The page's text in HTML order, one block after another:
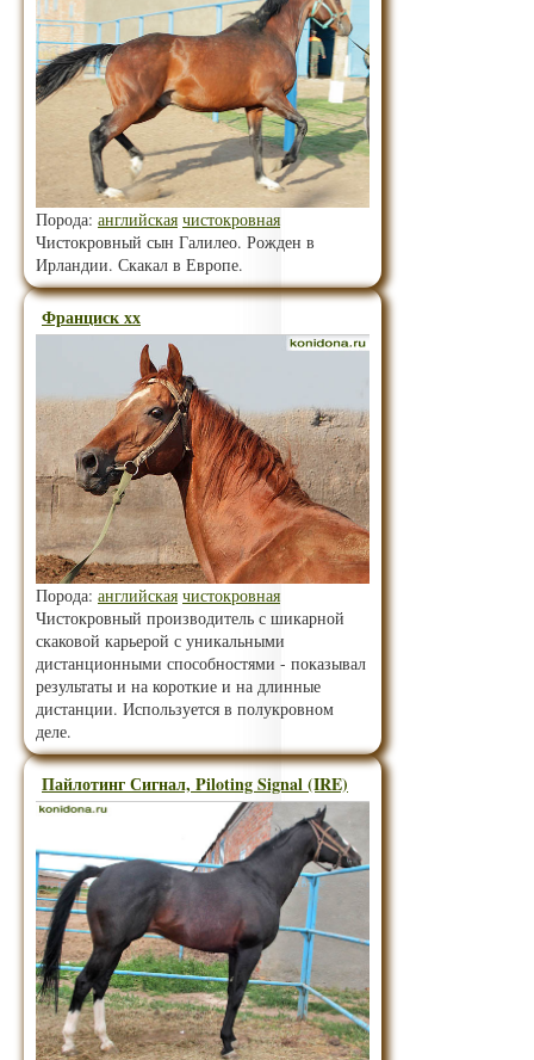
Порода: английская чистокровная
Чистокровный сын Галилео. Рожден в
Ирландии. Скакал в Европе.
Франциск хх
Порода: английская чистокровная
Чистокровный производитель с шикарной
скаковой карьерой с уникальными
дистанционными способностями - показывал
результаты и на короткие и на длинные
дистанции. Используется в полукровном
деле.
Пайлотинг Сигнал, Piloting Signal (IRE)